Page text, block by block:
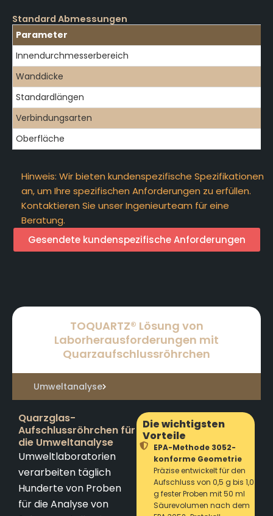
Standard Abmessungen
Parameter
Innendurchmesserbereich
Wanddicke
Standardlängen
Verbindungsarten
Oberfläche
Hinweis: Wir bieten kundenspezifische Spezifikationen
an, um Ihre spezifischen Anforderungen zu erfüllen.
Kontaktieren Sie unser Ingenieurteam für eine
Beratung.
Gesendete kundenspezifische Anforderungen
TOQUARTZ® Lösung von
Laborherausforderungen mit
Quarzaufschlussröhrchen
Umweltanalyse
Quarzglas-
Aufschlussröhrchen für
die Umweltanalyse
Umweltlaboratorien
verarbeiten täglich
Hunderte von Proben
für die Analyse von
Die wichtigsten
Vorteile
EPA-Methode 3052-
konforme Geometrie
Präzise entwickelt für den
Aufschluss von 0,5 g bis 1,0
g fester Proben mit 50 ml
Säurevolumen nach dem